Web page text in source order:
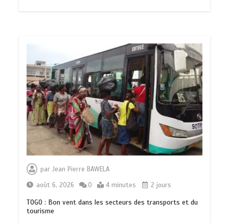
parJean Pierre BAWELA
août 6, 2026
0 4 minutes 2 jours
TOGO : Bon vent dans les secteurs des transports et du
tourisme